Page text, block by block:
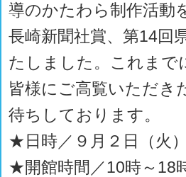
導のかたわら制作活動
長崎新聞社賞、第14回
たしました。これまで
皆様にご高覧いただき
待ちしております。
★日時／９月２日（火
★開館時間／10時～18